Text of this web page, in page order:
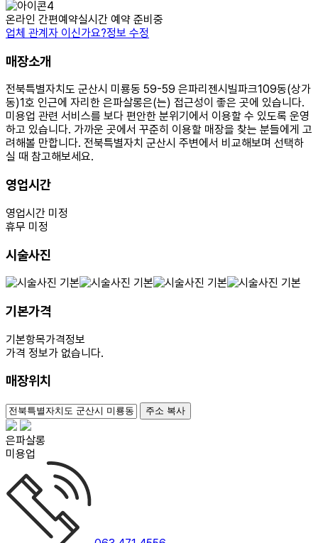
온라인 간편예약실시간 예약 준비중
업체 관계자 이신가요?정보 수정
매장소개
전북특별자치도 군산시 미룡동 59-59 은파리젠시빌파크109동(상가
동)1호 인근에 자리한 은파살롱은(는) 접근성이 좋은 곳에 있습니다.
미용업 관련 서비스를 보다 편안한 분위기에서 이용할 수 있도록 운영
하고 있습니다. 가까운 곳에서 꾸준히 이용할 매장을 찾는 분들에게 고
려해볼 만합니다. 전북특별자치 군산시 주변에서 비교해보며 선택하
실 때 참고해보세요.
영업시간
영업시간 미정
휴무 미정
시술사진
기본가격
기본항목가격정보
가격 정보가 없습니다.
매장위치
주소 복사
은파살롱
미용업